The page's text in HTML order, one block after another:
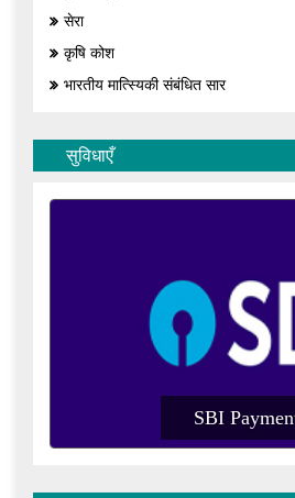
सेरा
कृषि कोश
भारतीय मात्स्यिकी संबंधित सार
सुविधाएँ